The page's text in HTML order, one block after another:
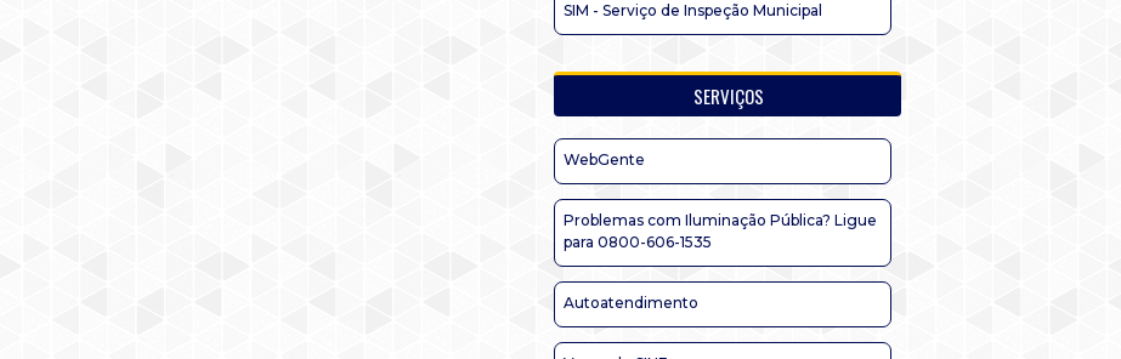
SIM - Serviço de Inspeção Municipal
SERVIÇOS
WebGente
Problemas com Iluminação Pública? Ligue
para 0800-606-1535
Autoatendimento